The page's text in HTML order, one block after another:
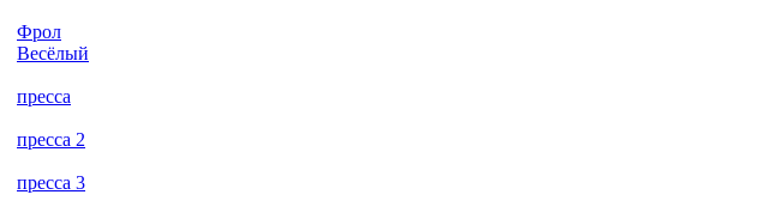
Фрол
Весёлый
пресса
пресса 2
пресса 3